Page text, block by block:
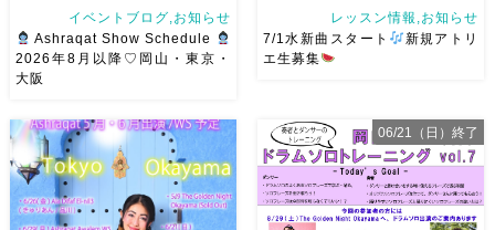
です♡皆様にお会いできますよ
うに
ご予約はメッセージく
ださい
お待ちしています
Ashraqat Show Schedule
岡山・8/22(土) […]
イベントブログ,お知らせ
Ashraqat Show Schedule
2026年8月以降♡岡山・東京・
大阪
せんか？7/1水より新曲スター
ト
日焼けせずに街中で身
体を動かせる
音楽とともに
踊ることでリフレッシュ
表
現することで違う自分になれる
レッスン情報,お知らせ
7/1水新曲スタート
新規アトリ
エ生募集
06/21（日）終了